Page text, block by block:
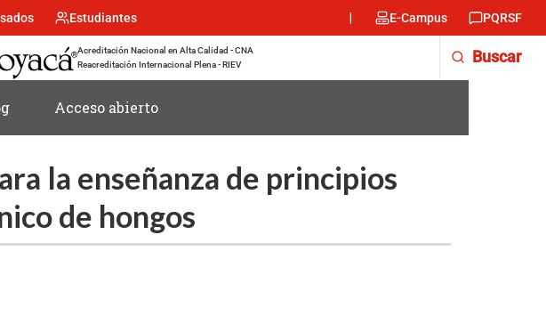
Estudiantes
Menu
encabezado
E-Campus PQRSF
Acreditación Nacional en Alta Calidad - CNA
Reacreditación Internacional Plena - RIEV
Buscar
Acceso abierto
la enseñanza de principios
de hongos